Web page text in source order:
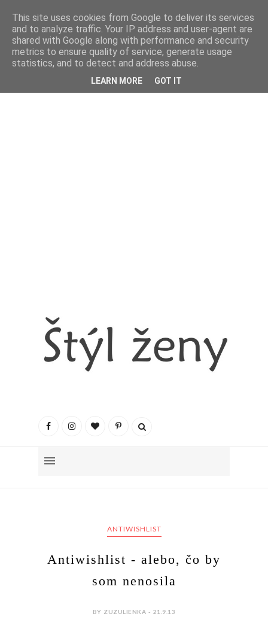
ANTIWISHLIST
Antiwishlist - alebo, čo by
som nenosila
BY ZUZULIENKA - 21.9.13
This site uses cookies from Google to deliver its services
and to analyze traffic. Your IP address and user-agent are
shared with Google along with performance and security
metrics to ensure quality of service, generate usage
statistics, and to detect and address abuse.
LEARN MORE GOT IT